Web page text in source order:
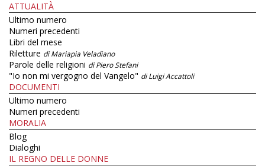
ATTUALITÀ
Ultimo numero
Numeri precedenti
Libri del mese
Riletture di Mariapia Veladiano
Parole delle religioni di Piero Stefani
"Io non mi vergogno del Vangelo" di Luigi Accattoli
DOCUMENTI
Ultimo numero
Numeri precedenti
MORALIA
Blog
Dialoghi
IL REGNO DELLE DONNE